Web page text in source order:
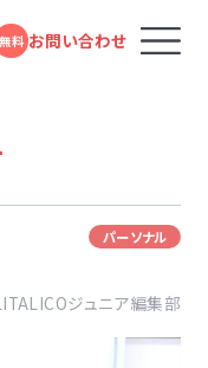
無料 お問い合わせ
パーソナル
ジュニア編集部